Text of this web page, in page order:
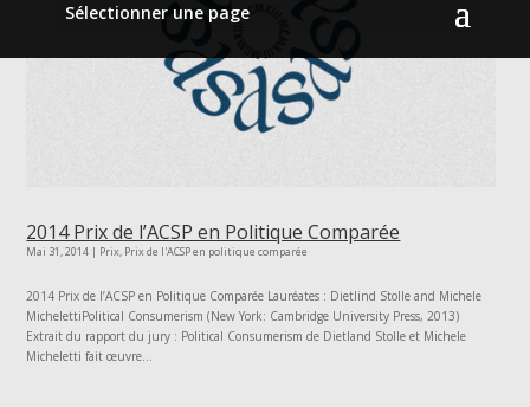
Sélectionner une page
2014 Prix de l’ACSP en Politique Comparée
Mai 31, 2014 | Prix, Prix de l'ACSP en politique comparée
2014 Prix de l’ACSP en Politique Comparée Lauréates : Dietlind Stolle and Michele
MichelettiPolitical Consumerism (New York: Cambridge University Press, 2013)
Extrait du rapport du jury : Political Consumerism de Dietland Stolle et Michele
Micheletti fait œuvre...